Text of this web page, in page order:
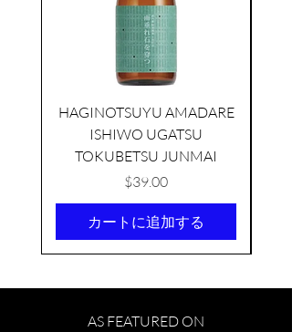
HAGINOTSUYU AMADARE
ISHIWO UGATSU
TOKUBETSU JUNMAI
価格
$39.00
カートに追加する
AS FEATURED ON